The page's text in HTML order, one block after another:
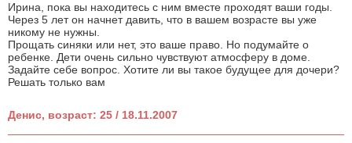
Ирина, пока вы находитесь с ним вместе проходят ваши годы.
Через 5 лет он начнет давить, что в вашем возрасте вы уже
никому не нужны.
Прощать синяки или нет, это ваше право. Но подумайте о
ребенке. Дети очень сильно чувствуют атмосферу в доме.
Задайте себе вопрос. Хотите ли вы такое будущее для дочери?
Решать только вам
Денис, возраст: 25 / 18.11.2007